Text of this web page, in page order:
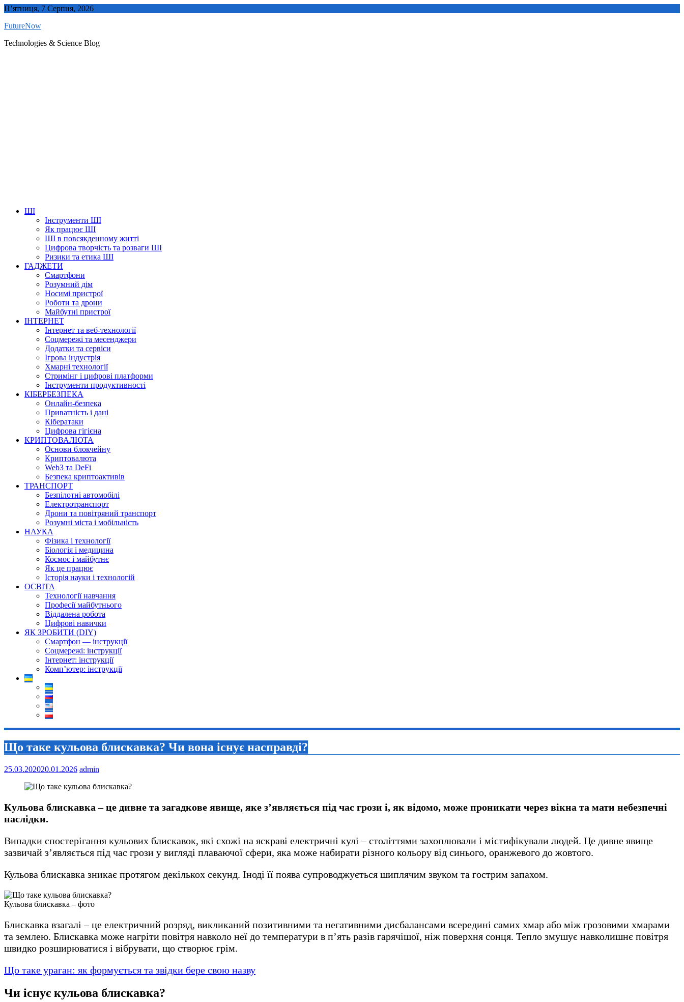
Skip
content
П’ятниця, 7 Серпня, 2026
FutureNow
Technologies & Science Blog
ШІ
Інструменти ШІ
Як працює ШІ
ШІ в повсякденному житті
Цифрова творчість та розваги ШІ
Ризики та етика ШІ
ГАДЖЕТИ
Смартфони
Розумний дім
Носимі пристрої
Роботи та дрони
Майбутні пристрої
ІНТЕРНЕТ
Інтернет та веб-технології
Соцмережі та месенджери
Додатки та сервіси
Ігрова індустрія
Хмарні технології
Стримінг і цифрові платформи
Інструменти продуктивності
КІБЕРБЕЗПЕКА
Онлайн-безпека
Приватність і дані
Кібератаки
Цифрова гігієна
КРИПТОВАЛЮТА
Основи блокчейну
Криптовалюта
Web3 та DeFi
Безпека криптоактивів
ТРАНСПОРТ
Безпілотні автомобілі
Електротранспорт
Дрони та повітряний транспорт
Розумні міста і мобільність
НАУКА
Фізика і технології
Біологія і медицина
Космос і майбутнє
Як це працює
Історія науки і технологій
ОСВІТА
Технології навчання
Професії майбутнього
Віддалена робота
Цифрові навички
ЯК ЗРОБИТИ (DIY)
Смартфон — інструкції
Соцмережі: інструкції
Інтернет: інструкції
Комп’ютер: інструкції
Що таке кульова блискавка? Чи вона існує насправді?
25.03.202020.01.2026 admin
Кульова блискавка – це дивне та загадкове явище, яке з’являється під час грози і, як відомо, може проникати через вікна та мати небезпечні
наслідки.
Випадки спостерігання кульових блискавок, які схожі на яскраві електричні кулі – століттями захоплювали і містифікували людей. Це дивне явище
зазвичай з’являється під час грози у вигляді плаваючої сфери, яка може набирати різного кольору від синього, оранжевого до жовтого.
Кульова блискавка зникає протягом декількох секунд. Іноді її поява супроводжується шиплячим звуком та гострим запахом.
Кульова блискавка – фото
Блискавка взагалі – це електричний розряд, викликаний позитивними та негативними дисбалансами всередині самих хмар або між грозовими хмарами
та землею. Блискавка може нагріти повітря навколо неї до температури в п’ять разів гарячішої, ніж поверхня сонця. Тепло змушує навколишнє повітря
швидко розширюватися і вібрувати, що створює грім.
Що таке ураган: як формується та звідки бере свою назву
Чи існує кульова блискавка?